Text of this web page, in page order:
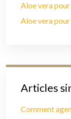
Aloe vera
Aloe vera
Articles
Comment